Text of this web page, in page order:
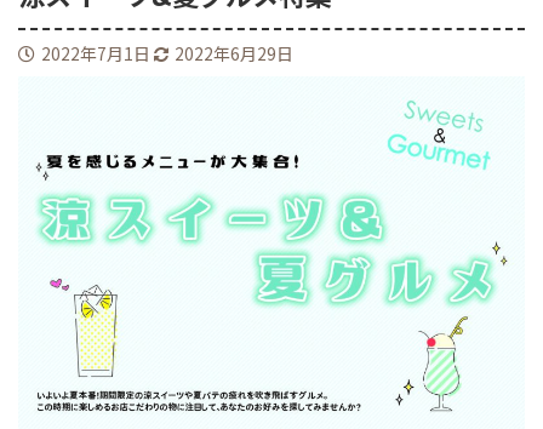
2022年7月1日 2022年6月29日